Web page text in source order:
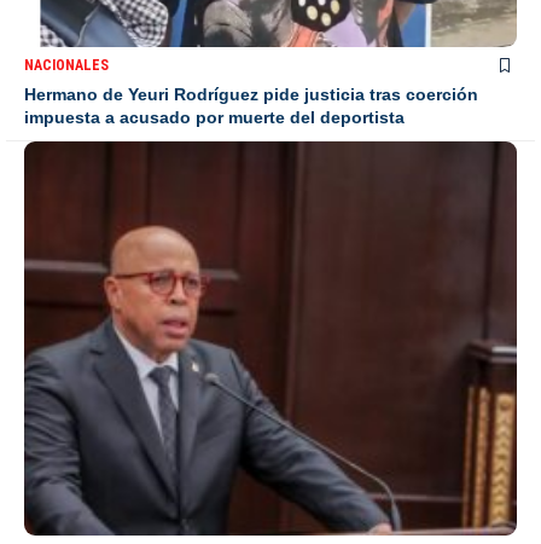
NACIONALES
Hermano de Yeuri Rodríguez pide justicia tras coerción
impuesta a acusado por muerte del deportista